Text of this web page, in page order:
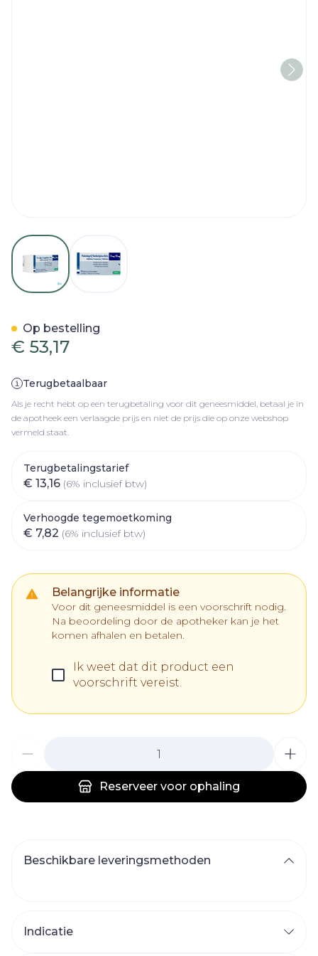
View larger image
€ 53,17
Terugbetaalbaar
Als je recht hebt op een terugbetaling voor dit geneesmiddel, betaal je in
de apotheek een verlaagde prijs en niet de prijs die op onze webshop
vermeld staat.
Terugbetalingstarief
€ 13,16 (6% inclusief btw)
Verhoogde tegemoetkoming
€ 7,82 (6% inclusief btw)
Belangrijke informatie
Voor dit geneesmiddel is een voorschrift nodig.
Na beoordeling door de apotheker kan je het
komen afhalen en betalen.
Ik weet dat dit product een
voorschrift vereist.
Reserveer voor ophaling
Op bestelling
Beschikbare leveringsmethoden
Indicatie